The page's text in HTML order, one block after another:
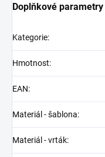
Doplňkové parametry
Kategorie:
Hmotnost:
EAN:
Materiál - šablona:
Materiál - vrták: